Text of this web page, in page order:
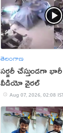
తెలంగాణ
సర్జరీ చేస్తుండగా
వీడియో వైరల్
Aug 07, 2026, 02:08